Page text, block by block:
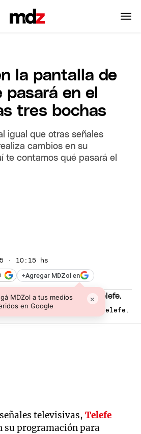
la pantalla de
pasará en el
tres bochas
igual que otras señales
cambios en su
te contamos qué pasará el
· 10:15 hs
+Agregar MDZol en
MDZol a tus medios
en Google
×
la interna que hay en Telefe.
televisivas, Telefe
su programación para